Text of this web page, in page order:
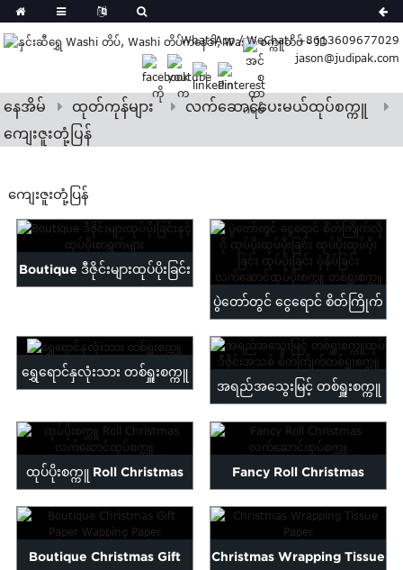
WhatsApp / WeChat: +8613609677029
jason@judipak.com
German
Japanese
Indonesian
Polish
Hindi
Bosnian
Corsican
Georgian
Kazakh
Persian
Sinhala
Samoan
Sundanese
Thai
နေအိမ် ထုတ်ကုန်များ
လက်ဆောင်ပေးမယ်ထုပ်စက္ကူ
ကျေးဇူးတုံ့ပြန်
ကျေးဇူးတုံ့ပြန်
Boutique ဒီဇိုင်းများထုပ်ပိုးခြင်း
ပွဲတော်တွင် ငွေရောင် စိတ်ကြိုက်
လိုဂို ထုပ်ပိုးရိုက်နှိပ်...
ရွှေရောင်နှလုံးသား တစ်ရှူးစက္ကူ
အရည်အသွေးမြင့် တစ်ရှူးစက္ကူ
ဒီဇိုင်းအသစ်...
ထုပ်ပိုးစက္ကူ Roll Christmas
လက်ဆောင်ထုပ်စက္ကူ
Fancy Roll Christmas
လက်ဆောင်ထုပ်စက္ကူ
Boutique Christmas Gift Christmas Wrapping Tissue